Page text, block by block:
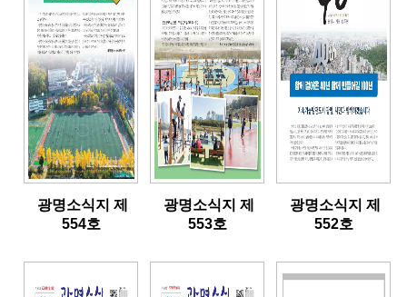
광명소식지 제
554호
광명소식지 제
553호
광명소식지 제
552호